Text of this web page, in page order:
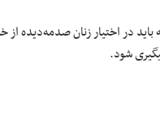
پزشکی و روانپزشکی ۲۴ساعته باید در
شود.